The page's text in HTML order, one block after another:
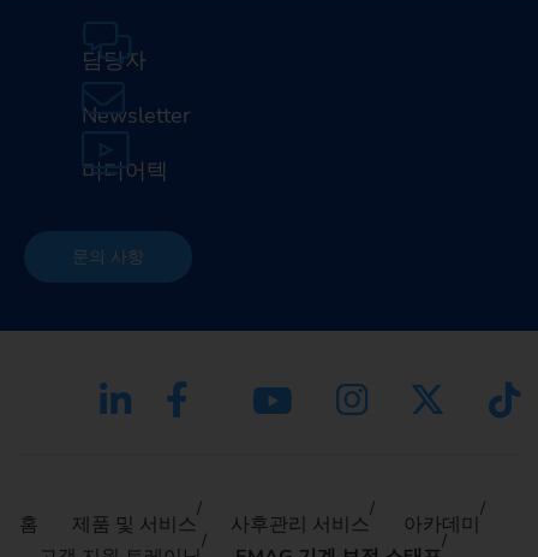
담당자
Newsletter
미디어텍
문의 사항
홈 제품 및 서비스 사후관리 서비스
아카데미